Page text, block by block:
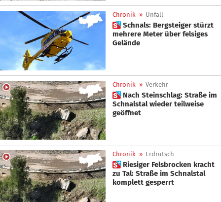
Chronik » Unfall
 Schnals: Bergsteiger stürzt
mehrere Meter über felsiges
Gelände
Chronik » Verkehr
 Nach Steinschlag: Straße im
Schnalstal wieder teilweise
geöffnet
Chronik » Erdrutsch
 Riesiger Felsbrocken kracht
zu Tal: Straße im Schnalstal
komplett gesperrt